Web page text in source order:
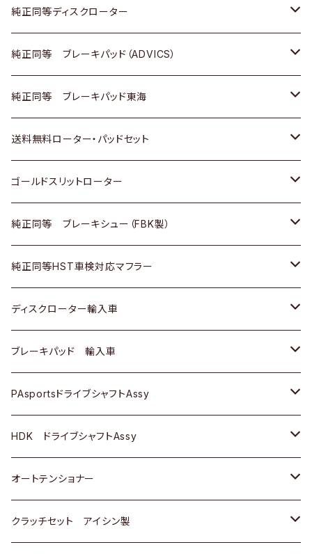
マツダ
三菱
スバル
日野
三菱ふそう
ＢＭＷ
ダイハツ
マツダ
三菱
日野
三菱ふそう
ダイハツ
三菱
日野
三菱ふそう
その他
日産
ダイハツ
マツダ
三菱
スバル
スズキ
日産
いすゞ
ダイハツ
マツダ
三菱
スバル
日産
いすゞ
ダイハツ
マツダ
三菱
トヨタ
ホンダ
スズキ
日産
ダイハツ
マツダ
三菱
スバル
純正同等ディスクローター
トヨタ
ホンダ
スズキ
日産
いすゞ
ダイハツ
マツダ
三菱
スバル
ＢＥＮＺ
純正同等 ブレーキパッド（ADVICS）
トヨタ
ホンダ
スズキ
日産
ダイハツ
マツダ
三菱
スバル
純正同等 ブレーキパッド東海
トヨタ
ホンダ
日産
いすゞ
ダイハツ
マツダ
三菱
スバル
送料無料ローター・パッドセット
トヨタ
ホンダ
スズキ
日産
ダイハツ
マツダ
三菱
スバル
ゴールドスリットローター
トヨタ
ホンダ
スズキ
日産
ダイハツ
マツダ
三菱
スバル
純正同等 ブレーキシュー（FBK製）
ホンダ
スズキ
日産
ダイハツ
マツダ
三菱
スバル
純正同等HST車検対応マフラー
トヨタ
ホンダ
スズキ
日産
いすゞ
ダイハツ
ディスクローター輸入車
ＡＵＤＩ
ＢＥＮＺ
ＢＭＷ
GOLF
ＷＡＧＥＮ
ブレーキパッド 輸入車
ＢＥＮＺ
ＢＭＷ
ＷＡＧＥＮ
ＶＯＬＶＯ
PAsportsドライブシャフトAssy
トヨタ
ホンダ
スズキ
HDK ドライブシャフトAssy
スズキ
ダイハツ
オートテンショナー
トヨタ
クラッチセット アイシン製